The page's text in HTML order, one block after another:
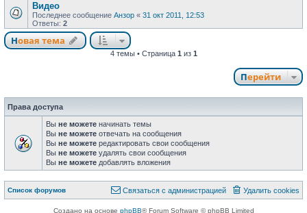
Видео
Последнее сообщение Анзор « 31 окт 2011, 12:53
Ответы: 2
Новая тема
Новаятема
4 темы • Страница 1 из 1
Перейти
Права доступа
Вы не можете начинать темы
Вы не можете отвечать на сообщения
Вы не можете редактировать свои сообщения
Вы не можете удалять свои сообщения
Вы не можете добавлять вложения
Список форумов Удалить cookies
Связаться с
Связаться с администрацией
Создано на основе phpBB® Forum Software © phpBB Limited